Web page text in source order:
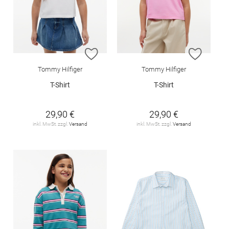
ZUR WUNSCHLISTE HINZUFÜGEN
Tommy Hilfiger
T-Shirt
29,90 €
inkl. MwSt. zzgl. Versand
ZUR
Tommy Hilfiger
T-Shirt
29,90 €
inkl. MwSt. zzgl. Versand